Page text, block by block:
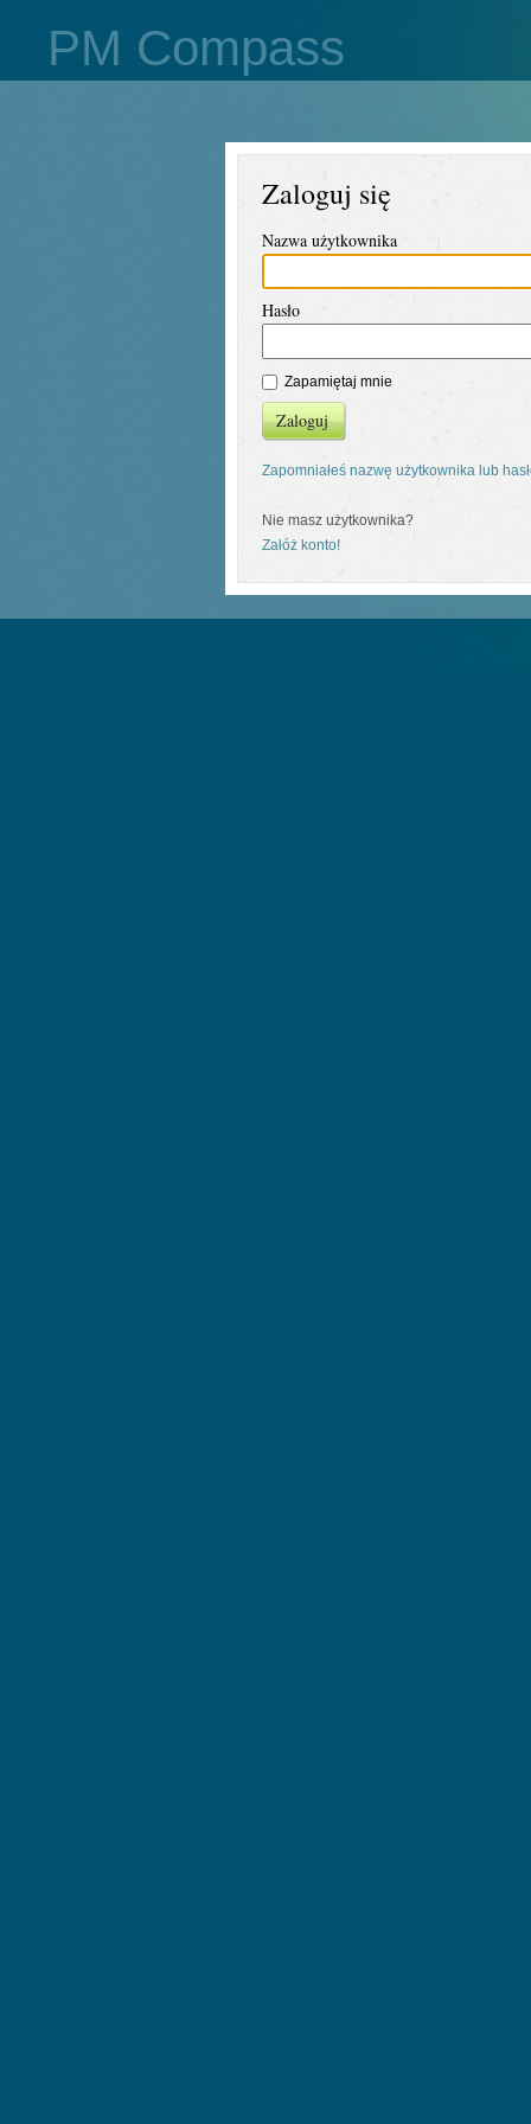
PM Compass
Zaloguj się
Nazwa użytkownika
Hasło
Zapamiętaj mnie
Zaloguj
Zapomniałeś nazwę użytkownika lub
Nie masz użytkownika?
Załóż konto!